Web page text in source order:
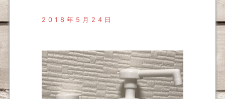
2018年5月24日